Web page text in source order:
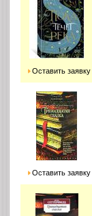
Оставить заявку
Оставить заявку